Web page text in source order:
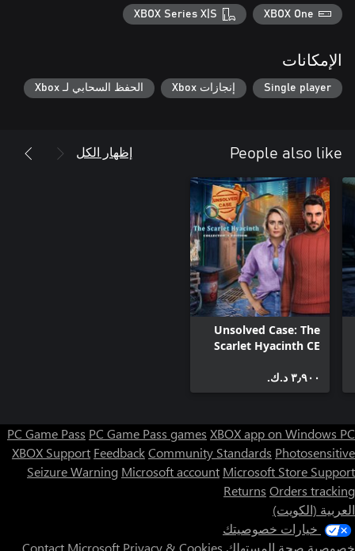
XBOX One
XBOX Series X|S
الإمكانات
Single player إنجازات Xbox الحفظ السحابي لـ Xbox
People also like إظهار الكل
Unsolved Case: The
Scarlet Hyacinth CE
٣٫٩٠٠ د.ك.‏
PC Game Pass PC Game Pass games XBOX app on Windows PC
XBOX Support FeedbackCommunity Standards Photosensitive
Seizure Warning Microsoft account Microsoft Store Support
Returns Orders tracking
العربية (الكويت)
خيارات خصوصيتك
خصوصية صحة المستهلك
Contact Microsoft Privacy & Cookies